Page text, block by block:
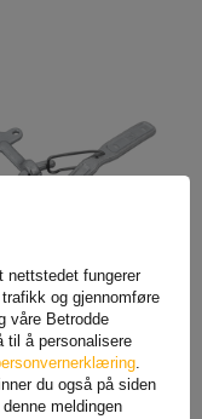
med
WV 10-R + WVG
komplett
NOKnetto
nettstedet fungerer
og gjennomføre
våre Betrodde
til å personalisere
du også på siden
meldingen